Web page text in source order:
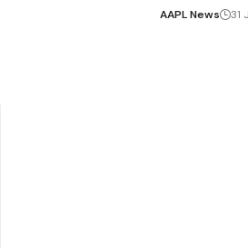
AAPL News 31